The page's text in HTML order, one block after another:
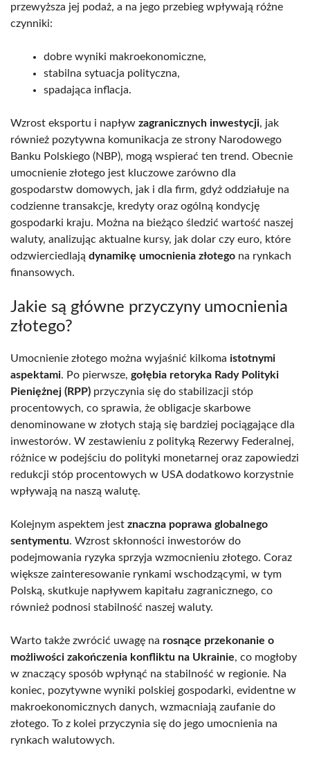
przewyższa jej podaż, a na jego przebieg wpływają różne
czynniki:
dobre wyniki makroekonomiczne,
stabilna sytuacja polityczna,
spadająca inflacja.
Wzrost eksportu i napływ zagranicznych inwestycji, jak
również pozytywna komunikacja ze strony Narodowego
Banku Polskiego (NBP), mogą wspierać ten trend. Obecnie
umocnienie złotego jest kluczowe zarówno dla
gospodarstw domowych, jak i dla firm, gdyż oddziałuje na
codzienne transakcje, kredyty oraz ogólną kondycję
gospodarki kraju. Można na bieżąco śledzić wartość naszej
waluty, analizując aktualne kursy, jak dolar czy euro, które
odzwierciedlają dynamikę umocnienia złotego na rynkach
finansowych.
Jakie są główne przyczyny umocnienia
złotego?
Umocnienie złotego można wyjaśnić kilkoma istotnymi
aspektami. Po pierwsze, gołębia retoryka Rady Polityki
Pieniężnej (RPP) przyczynia się do stabilizacji stóp
procentowych, co sprawia, że obligacje skarbowe
denominowane w złotych stają się bardziej pociągające dla
inwestorów. W zestawieniu z polityką Rezerwy Federalnej,
różnice w podejściu do polityki monetarnej oraz zapowiedzi
redukcji stóp procentowych w USA dodatkowo korzystnie
wpływają na naszą walutę.
Kolejnym aspektem jest znaczna poprawa globalnego
sentymentu. Wzrost skłonności inwestorów do
podejmowania ryzyka sprzyja wzmocnieniu złotego. Coraz
większe zainteresowanie rynkami wschodzącymi, w tym
Polską, skutkuje napływem kapitału zagranicznego, co
również podnosi stabilność naszej waluty.
Warto także zwrócić uwagę na rosnące przekonanie o
możliwości zakończenia konfliktu na Ukrainie, co mogłoby
w znaczący sposób wpłynąć na stabilność w regionie. Na
koniec, pozytywne wyniki polskiej gospodarki, evidentne w
makroekonomicznych danych, wzmacniają zaufanie do
złotego. To z kolei przyczynia się do jego umocnienia na
rynkach walutowych.